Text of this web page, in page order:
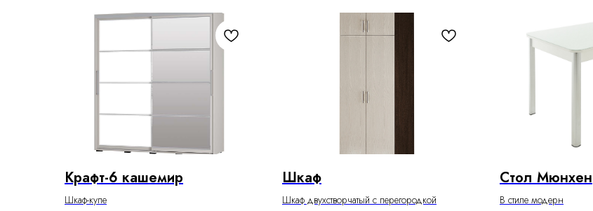
Крафт-6 кашемир
Шкаф-купе
Шкаф
Шкаф двухстворчатый с перегородкой
Стол Мюнхен
В стиле модерн